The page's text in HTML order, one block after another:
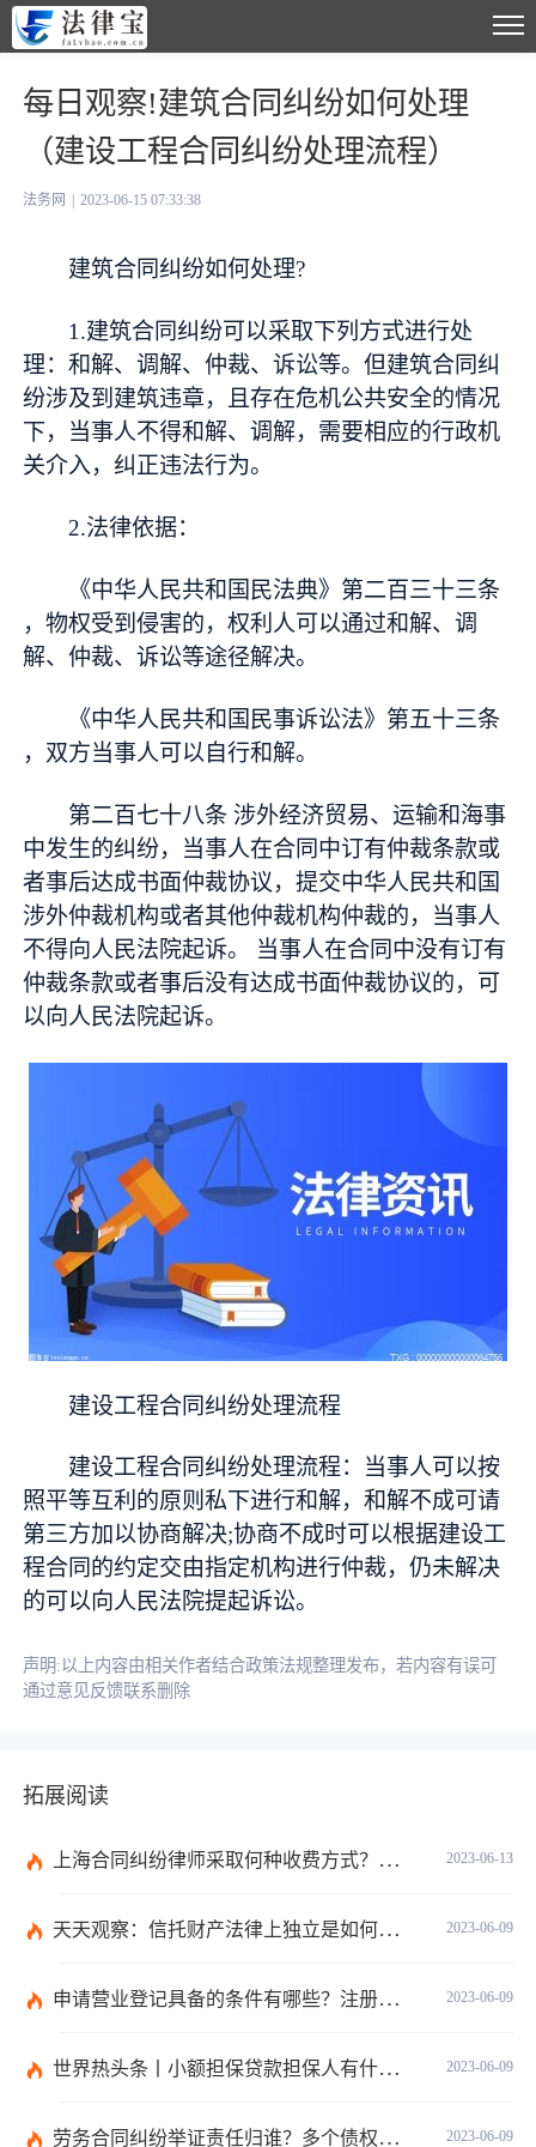
每日观察!建筑合同纠纷如何处理
（建设工程合同纠纷处理流程）
法务网 2023-06-15 07:33:38
建筑合同纠纷如何处理?
1.建筑合同纠纷可以采取下列方式进行处
理：和解、调解、仲裁、诉讼等。但建筑合同纠
纷涉及到建筑违章，且存在危机公共安全的情况
下，当事人不得和解、调解，需要相应的行政机
关介入，纠正违法行为。
2.法律依据：
《中华人民共和国民法典》第二百三十三条
，物权受到侵害的，权利人可以通过和解、调
解、仲裁、诉讼等途径解决。
《中华人民共和国民事诉讼法》第五十三条
，双方当事人可以自行和解。
第二百七十八条 涉外经济贸易、运输和海事
中发生的纠纷，当事人在合同中订有仲裁条款或
者事后达成书面仲裁协议，提交中华人民共和国
涉外仲裁机构或者其他仲裁机构仲裁的，当事人
不得向人民法院起诉。 当事人在合同中没有订有
仲裁条款或者事后没有达成书面仲裁协议的，可
以向人民法院起诉。
建设工程合同纠纷处理流程
建设工程合同纠纷处理流程：当事人可以按
照平等互利的原则私下进行和解，和解不成可请
第三方加以协商解决;协商不成时可以根据建设工
程合同的约定交由指定机构进行仲裁，仍未解决
的可以向人民法院提起诉讼。
声明:以上内容由相关作者结合政策法规整理发布，若内容有误可
通过意见反馈联系删除
拓展阅读
2023-06-13
上海合同纠纷律师采取何种收费方式？经济纠纷律师采取何种收费方式？
2023-06-09
天天观察：信托财产法律上独立是如何理解的？财产权信托的优点有什么？
2023-06-09
申请营业登记具备的条件有哪些？注册公司需要准备哪些材料？
2023-06-09
世界热头条丨小额担保贷款担保人有什么责任？保证合同应当有哪些内容？
2023-06-09
劳务合同纠纷举证责任归谁？多个债权人的债权种类不同的如何清偿？ 全球热头条